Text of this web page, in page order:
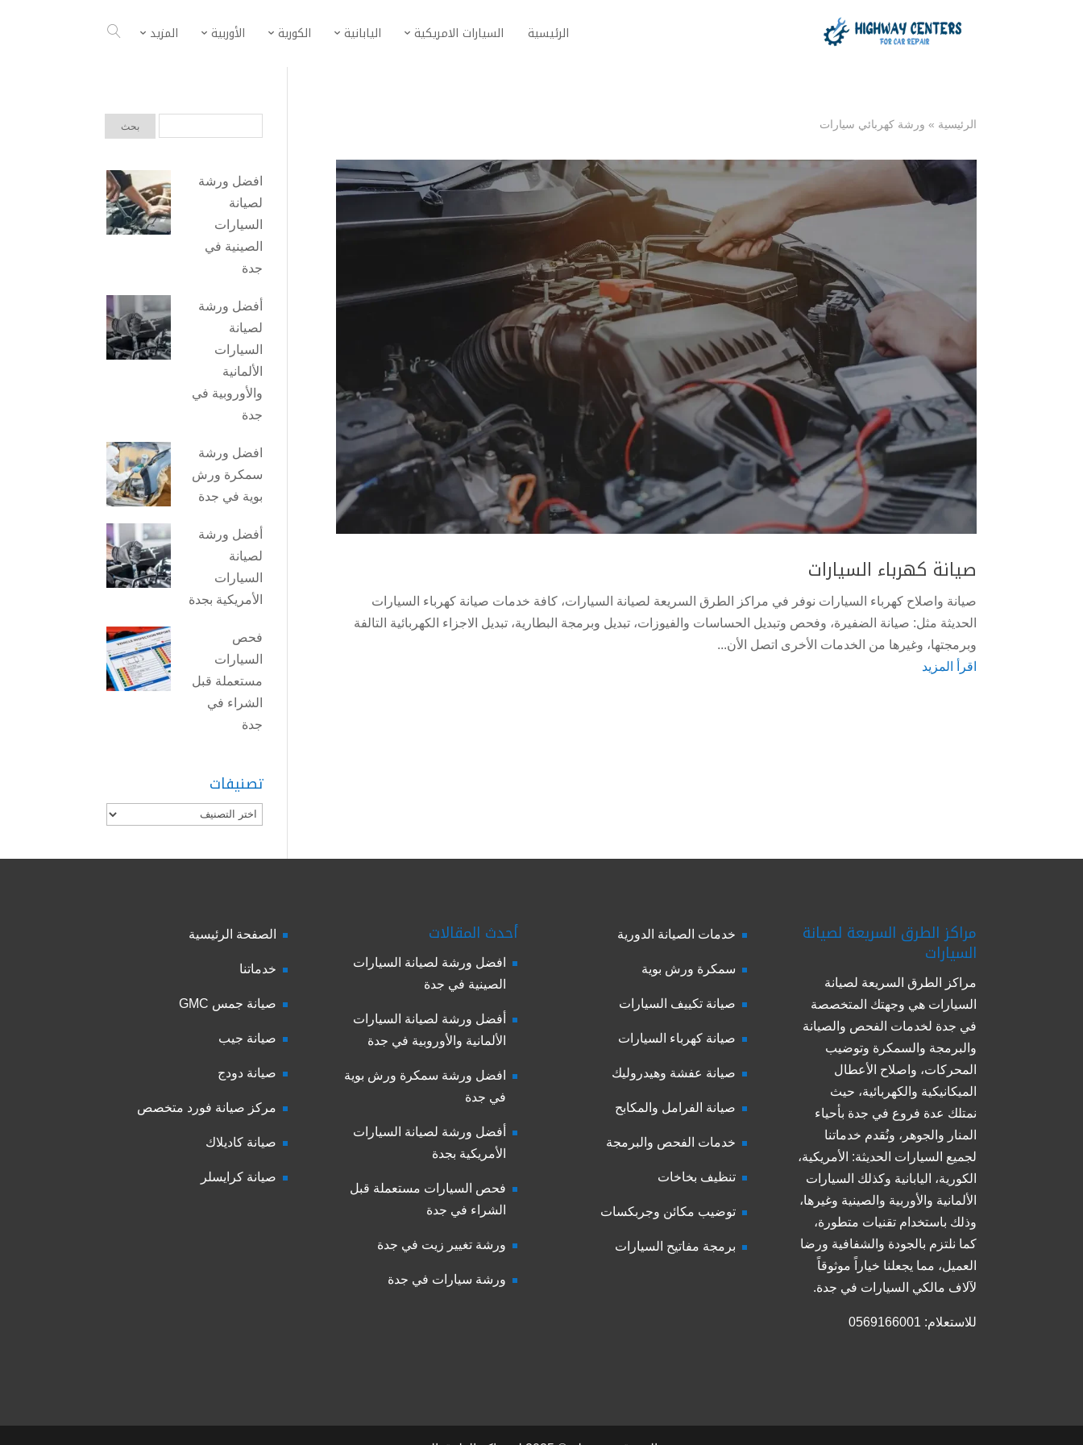
الرئيسية السيارات الامريكية اليابانية الكورية الأوربية المزيد
الرئيسية » ورشة كهربائي سيارات
صيانة كهرباء السيارات
صيانة واصلاح كهرباء السيارات نوفر في مراكز الطرق السريعة لصيانة السيارات، كافة خدمات صيانة كهرباء السيارات
الحديثة مثل: صيانة الضفيرة، وفحص وتبديل الحساسات والفيوزات، تبديل وبرمجة البطارية، تبديل الاجزاء الكهربائية التالفة
وبرمجتها، وغيرها من الخدمات الأخرى اتصل الأن...
اقرأ المزيد
افضل ورشة
لصيانة
السيارات
الصينية في
جدة
أفضل ورشة
لصيانة
السيارات
الألمانية
والأوروبية في
جدة
افضل ورشة
سمكرة ورش
بوية في جدة
أفضل ورشة
لصيانة
السيارات
الأمريكية بجدة
فحص
السيارات
مستعملة قبل
الشراء في
جدة
تصنيفات
تصنيفات
مراكز الطرق السريعة لصيانة
السيارات
مراكز الطرق السريعة لصيانة
السيارات هي وجهتك المتخصصة
في جدة لخدمات الفحص والصيانة
والبرمجة والسمكرة وتوضيب
المحركات، واصلاح الأعطال
الميكانيكية والكهربائية، حيث
نمتلك عدة فروع في جدة بأحياء
المنار والجوهر، ونُقدم خدماتنا
لجميع السيارات الحديثة: الأمريكية،
الكورية، اليابانية وكذلك السيارات
الألمانية والأوربية والصينية وغيرها،
وذلك باستخدام تقنيات متطورة،
كما نلتزم بالجودة والشفافية ورضا
العميل، مما يجعلنا خياراً موثوقاً
لآلاف مالكي السيارات في جدة.
للاستعلام: 0569166001
خدمات الصيانة الدورية
سمكرة ورش بوية
صيانة تكييف السيارات
صيانة كهرباء السيارات
صيانة عفشة وهيدروليك
صيانة الفرامل والمكابح
خدمات الفحص والبرمجة
تنظيف بخاخات
توضيب مكائن وجربكسات
برمجة مفاتيح السيارات
أحدث المقالات
افضل ورشة لصيانة السيارات
الصينية في جدة
أفضل ورشة لصيانة السيارات
الألمانية والأوروبية في جدة
افضل ورشة سمكرة ورش بوية
في جدة
أفضل ورشة لصيانة السيارات
الأمريكية بجدة
فحص السيارات مستعملة قبل
الشراء في جدة
ورشة تغيير زيت في جدة
ورشة سيارات في جدة
الصفحة الرئيسية
خدماتنا
صيانة جمس GMC
صيانة جيب
صيانة دودج
مركز صيانة فورد متخصص
صيانة كاديلاك
صيانة كرايسلر